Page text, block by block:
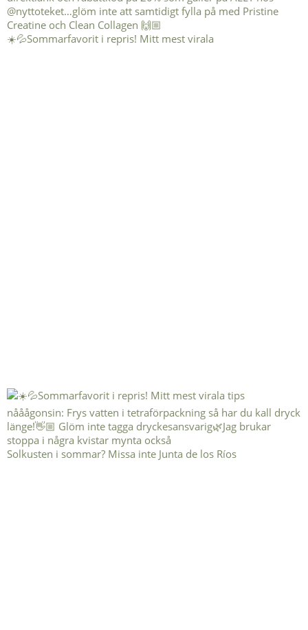
☀️💦Sommarfavorit i repris! Mitt mest virala
Solkusten i sommar? Missa inte Junta de los Ríos